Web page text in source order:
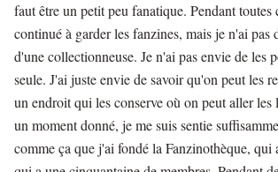
faut être un petit peu fanatique. Pendant toutes
continué à garder les fanzines, mais je n'ai pas
d'une collectionneuse. Je n'ai pas envie de les
seule. J'ai juste envie de savoir qu'on peut les
un endroit qui les conserve où on peut aller
un moment donné, je me suis sentie
comme ça que j'ai fondé la Fanzinothèque, qui